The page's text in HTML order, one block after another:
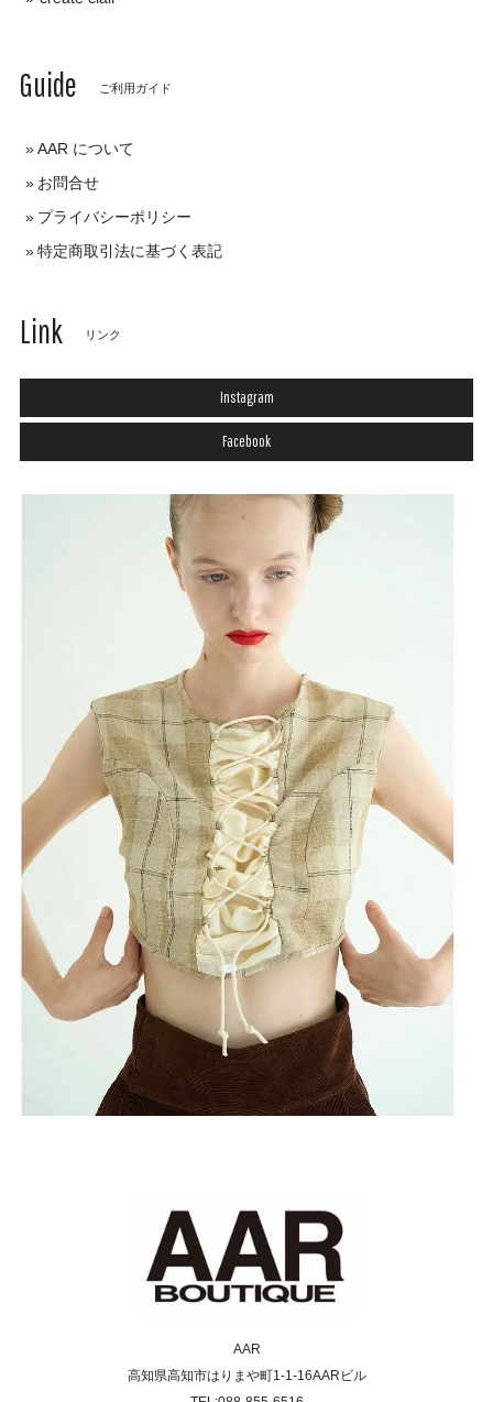
Guide ご利用ガイド
AAR について
お問合せ
プライバシーポリシー
特定商取引法に基づく表記
Link リンク
Instagram
Facebook
AAR
高知県高知市はりまや町1-1-16AARビル